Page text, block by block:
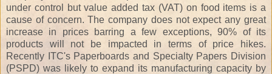
under control but value added tax (VAT) on food items is a
cause of concern. The company does not expect any great
increase in prices barring a few exceptions, 90% of its
products will not be impacted in terms of price hikes.
Recently ITC's Paperboards and Specialty Papers Division
(PSPD) was likely to expand its manufacturing capacity by